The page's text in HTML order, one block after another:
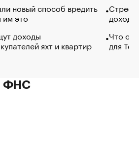
новый способ вредить
это
доходы
яхт и квартир
Что
для
ФНС